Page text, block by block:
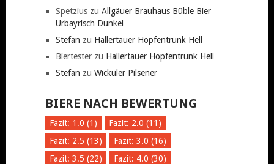
Spetziuszu Allgäuer Brauhaus Büble Bier
Urbayrisch Dunkel
Stefan zu Hallertauer Hopfentrunk Hell
Biertesterzu Hallertauer Hopfentrunk Hell
Stefan zu Wicküler Pilsener
BIERE NACH BEWERTUNG
Fazit: 1.0 (1)
Fazit: 2.0 (11)
Fazit: 2.5 (13)
Fazit: 3.0 (16)
Fazit: 3.5 (22)
Fazit: 4.0 (30)